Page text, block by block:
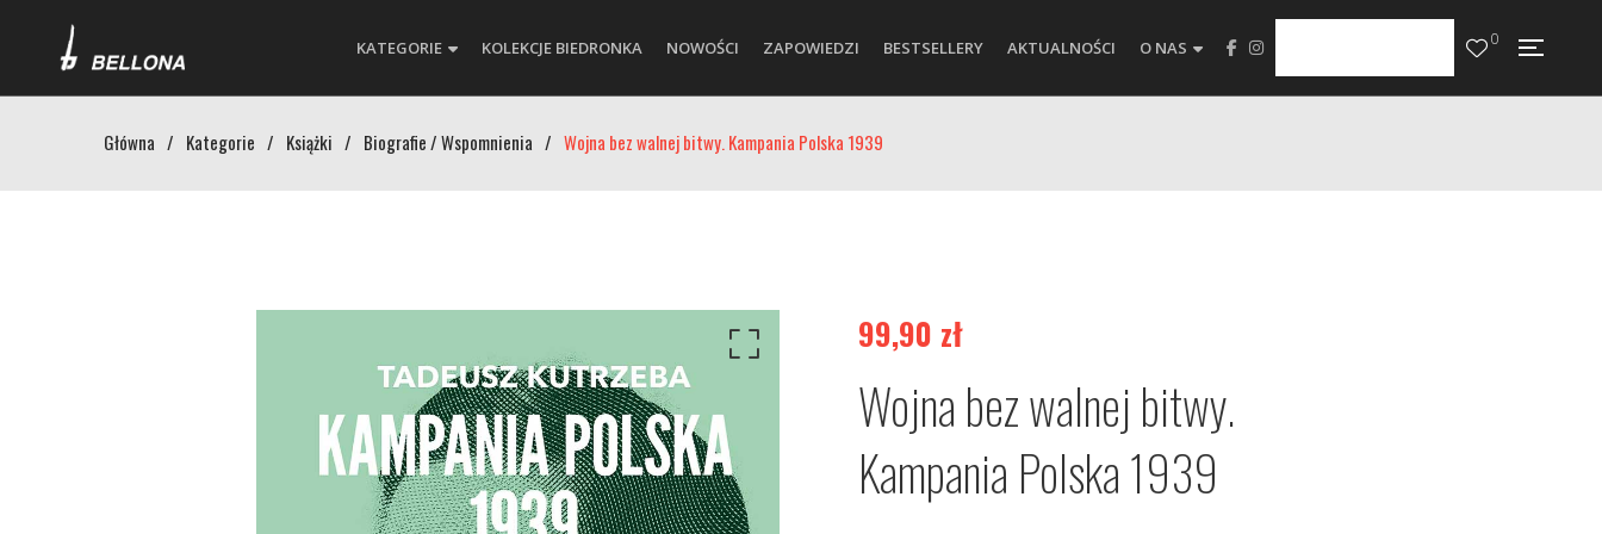
KATEGORIE KOLEKCJE BIEDRONKA NOWOŚCI ZAPOWIEDZI BESTSELLERY AKTUALNOŚCI O NAS 0
Główna / Kategorie / Książki / Biografie / Wspomnienia / Wojna bez walnej bitwy. Kampania Polska 1939
99,90 zł
Wojna bez walnej bitwy.
Kampania Polska 1939